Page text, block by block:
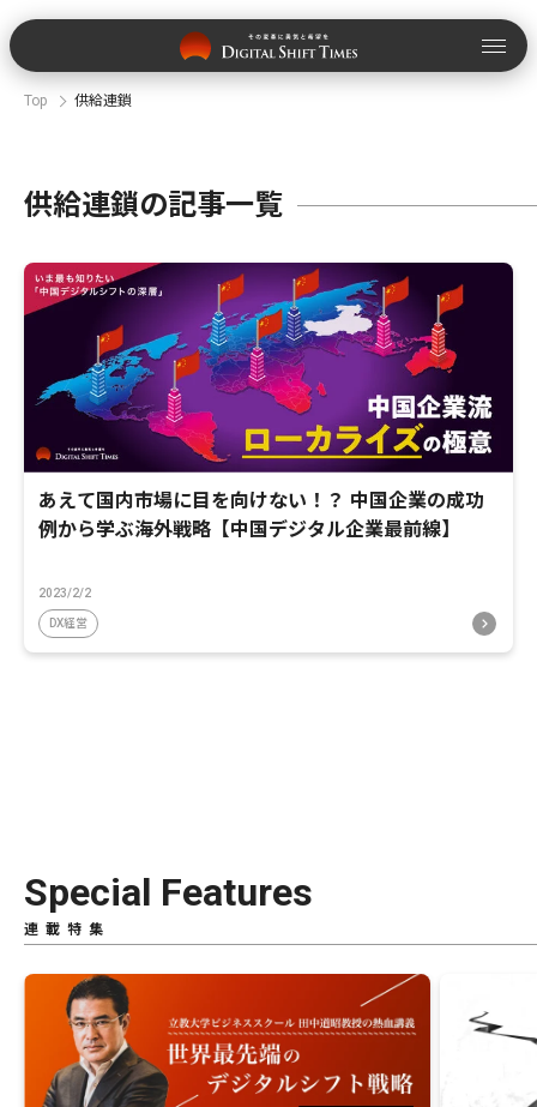
Top 供給連鎖
供給連鎖の記事一覧
あえて国内市場に目を向けない！？ 中国企業の成功
例から学ぶ海外戦略【中国デジタル企業最前線】
2023/2/2
DX経営
Special Features
連載特集